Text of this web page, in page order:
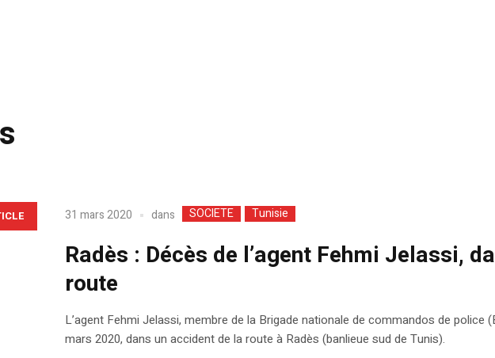
31 mars 2020 dans SOCIETE Tunisie
Radès : Décès de l’agent Fehmi Jelassi,
route
L’agent Fehmi Jelassi, membre de la Brigade nationale de commandos de police
mars 2020, dans un accident de la route à Radès (banlieue sud de Tunis).